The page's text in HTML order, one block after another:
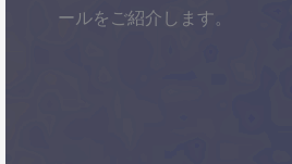
ールをご紹介します。